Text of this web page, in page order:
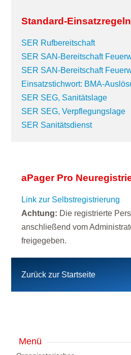
Standard-
SER Rufbereitschaft
SER SAN-Bereitschaft
SER SAN-Bereitschaft
Einsatzstichwort: BMA-
SER SEG, Sanitätslage
SER SEG, Verpflegungslage
SER Sanitätsdienst
aPager Pro
Link zur Selbstregistrierung
Achtung: Die registrierte
anschließend vom
freigegeben.
Zurück zur Startseite
Menü